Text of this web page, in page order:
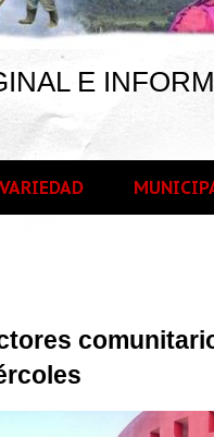
E
VARIEDAD